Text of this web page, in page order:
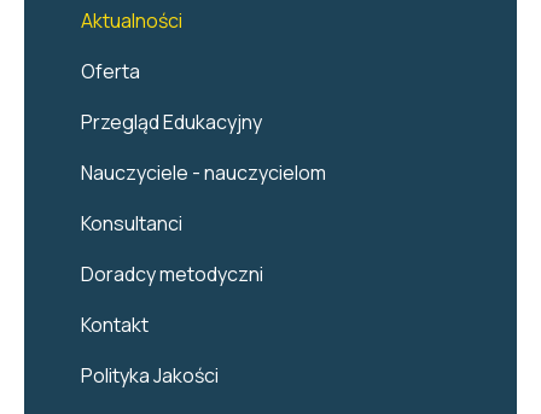
Aktualności
Oferta
Przegląd Edukacyjny
Nauczyciele - nauczycielom
Konsultanci
Doradcy metodyczni
Kontakt
Polityka Jakości